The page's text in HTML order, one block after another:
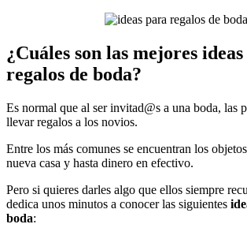
¿Cuáles son las mejores
regalos de boda?
Es normal que al ser invitad@s a una boda, las
llevar regalos a los novios.
Entre los más comunes se encuentran los
nueva casa y hasta dinero en efectivo.
Pero si quieres darles algo que ellos siempre
dedica unos minutos a conocer las siguientes
boda: